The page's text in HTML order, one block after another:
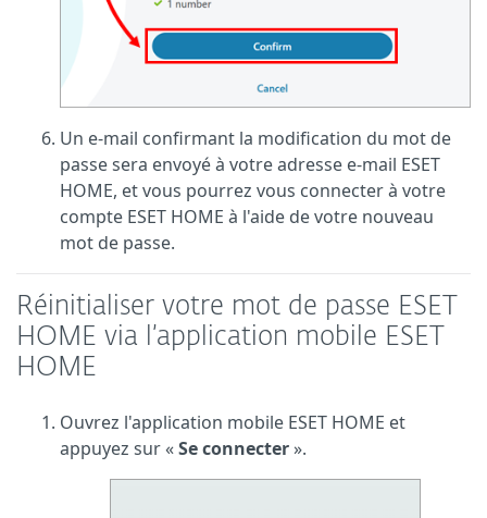
Un e-mail confirmant la modification du mot de
passe sera envoyé à votre adresse e-mail ESET
HOME, et vous pourrez vous connecter à votre
compte ESET HOME à l'aide de votre nouveau
mot de passe.
Réinitialiser votre mot de passe ESET
HOME via l’application mobile ESET
HOME
Ouvrez l'application mobile ESET HOME et
appuyez sur «Se connecter».